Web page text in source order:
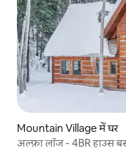
Mountain Village में घर
अल्फ़ा लॉज - 4BR हाउस